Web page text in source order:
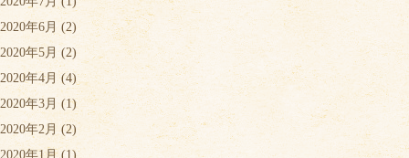
2020年6月 (2)
2020年5月 (2)
2020年4月 (4)
2020年3月 (1)
2020年2月 (2)
2020年1月(1)